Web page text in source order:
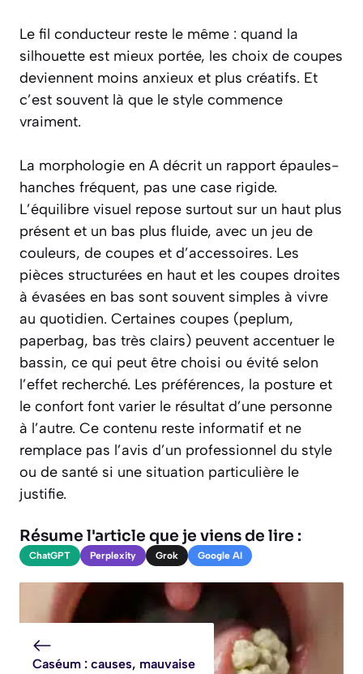
Le fil conducteur reste le même : quand la
silhouette est mieux portée, les choix de coupes
deviennent moins anxieux et plus créatifs. Et
c’est souvent là que le style commence
vraiment.
La morphologie en A décrit un rapport épaules-
hanches fréquent, pas une case rigide.
L’équilibre visuel repose surtout sur un haut plus
présent et un bas plus fluide, avec un jeu de
couleurs, de coupes et d’accessoires. Les
pièces structurées en haut et les coupes droites
à évasées en bas sont souvent simples à vivre
au quotidien. Certaines coupes (peplum,
paperbag, bas très clairs) peuvent accentuer le
bassin, ce qui peut être choisi ou évité selon
l’effet recherché. Les préférences, la posture et
le confort font varier le résultat d’une personne
à l’autre. Ce contenu reste informatif et ne
remplace pas l’avis d’un professionnel du style
ou de santé si une situation particulière le
justifie.
Résume l'article que je viens de lire :
ChatGPT Perplexity Grok Google AI
Caséum : causes, mauvaise